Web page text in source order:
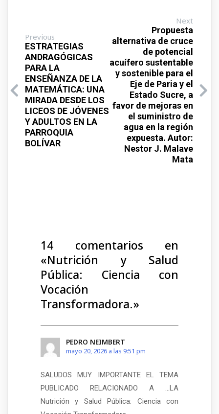
Previous
ESTRATEGIAS
ANDRAGÓGICAS
PARA LA
ENSEÑANZA DE LA
MATEMÁTICA: UNA
MIRADA DESDE LOS
LICEOS DE JÓVENES
Y ADULTOS EN LA
PARROQUIA
BOLÍVAR
Next
Propuesta
alternativa de cruce
de potencial
acuífero sustentable
y sostenible para el
Eje de Paria y el
Estado Sucre, a
favor de mejoras en
el suministro de
agua en la región
expuesta. Autor:
Nestor J. Malave
Mata
14 comentarios en
«Nutrición y Salud
Pública: Ciencia con
Vocación
Transformadora.»
PEDRO NEIMBERT
mayo 20, 2026 a las 9:51 pm
SALUDOS MUY IMPORTANTE EL TEMA
PUBLICADO RELACIONADO A …LA
Nutrición y Salud Pública: Ciencia con